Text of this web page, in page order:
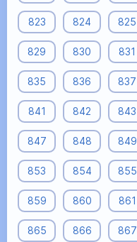
823 824 825
829 830 831
835 836 837
841 842 843
847 848 849
853 854 855
859 860 861
865 866 867